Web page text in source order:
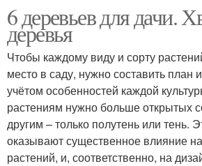
6 деревьев для дачи.
деревья
Чтобы каждому виду и сорту
место в саду, нужно составить план
учётом особенностей каждой
растениям нужно больше открытых
другим – только полутень или тень.
оказывают существенное влияние
растений, и, соответственно, на